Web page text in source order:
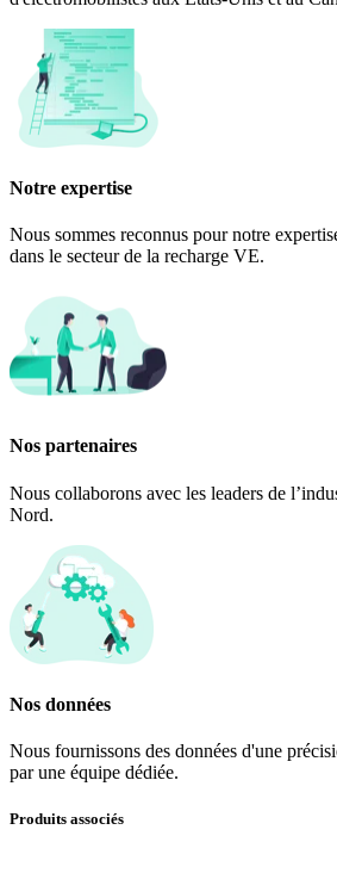
Notre expertise
Nous sommes reconnus pour notre
dans le secteur de la recharge VE.
Nos partenaires
Nous collaborons avec les leaders de
Nord.
Nos données
Nous fournissons des données d'une
par une équipe dédiée.
Produits associés